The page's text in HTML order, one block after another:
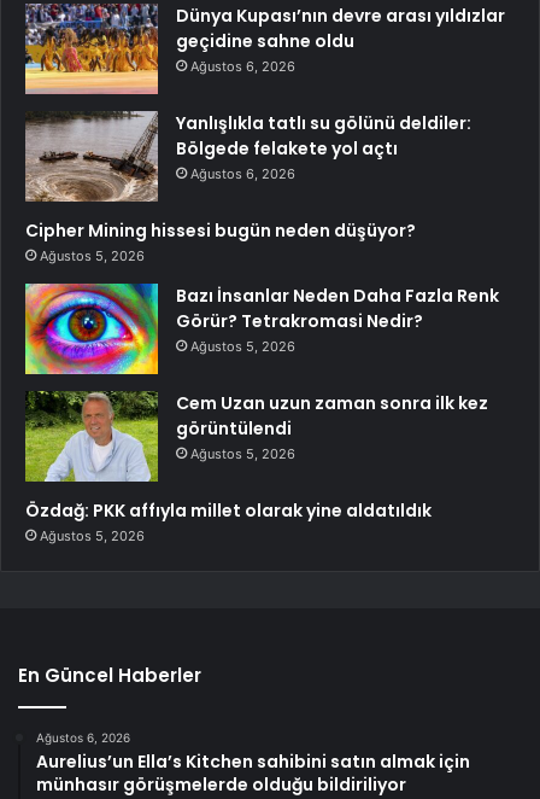
Dünya Kupası’nın devre arası yıldızlar
geçidine sahne oldu
Ağustos 6, 2026
Yanlışlıkla tatlı su gölünü deldiler:
Bölgede felakete yol açtı
Ağustos 6, 2026
Cipher Mining hissesi bugün neden düşüyor?
Ağustos 5, 2026
Bazı İnsanlar Neden Daha Fazla Renk
Görür? Tetrakromasi Nedir?
Ağustos 5, 2026
Cem Uzan uzun zaman sonra ilk kez
görüntülendi
Ağustos 5, 2026
Özdağ: PKK affıyla millet olarak yine aldatıldık
Ağustos 5, 2026
En Güncel Haberler
Ağustos 6, 2026
Aurelius’un Ella’s Kitchen sahibini satın almak için
münhasır görüşmelerde olduğu bildiriliyor